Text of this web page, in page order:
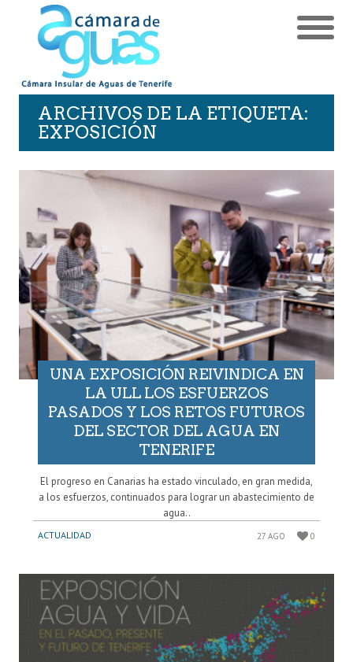
ARCHIVOS DE LA ETIQUETA:
EXPOSICIÓN
UNA EXPOSICIÓN REIVINDICA EN
LA ULL LOS ESFUERZOS
PASADOS Y LOS RETOS FUTUROS
DEL SECTOR DEL AGUA EN
TENERIFE
El progreso en Canarias ha estado vinculado, en gran medida,
a los esfuerzos, continuados para lograr un abastecimiento de
agua..
ACTUALIDAD 27 AGO 0